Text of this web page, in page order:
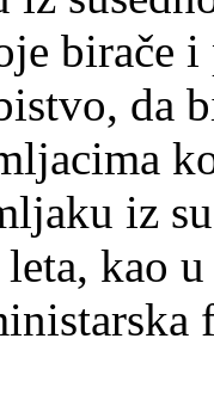
birače
da
iz
kao